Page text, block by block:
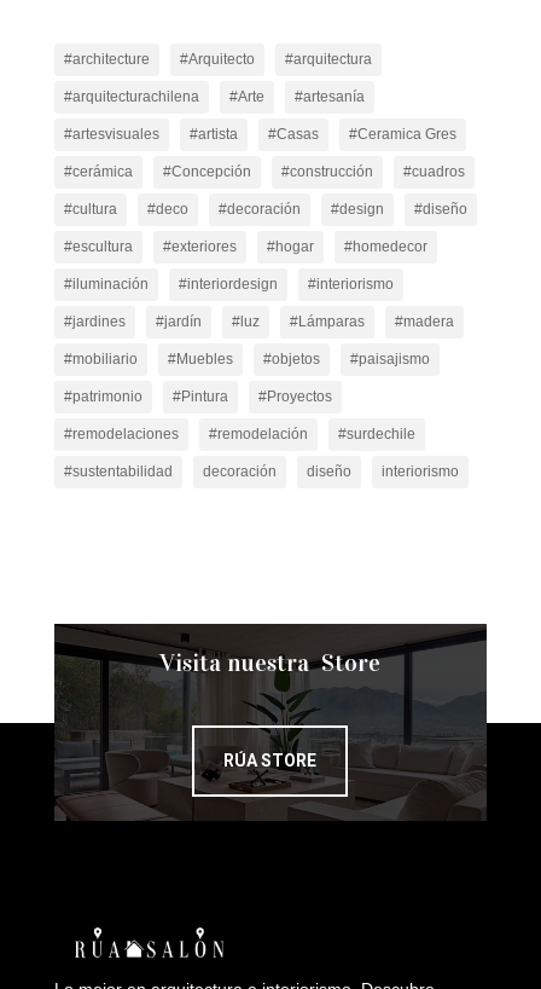
#architecture #Arquitecto #arquitectura
#arquitecturachilena #Arte #artesanía
#artesvisuales #artista #Casas #Ceramica Gres
#cerámica #Concepción #construcción #cuadros
#cultura #deco #decoración #design #diseño
#escultura #exteriores #hogar #homedecor
#iluminación #interiordesign #interiorismo
#jardines #jardín #luz #Lámparas #madera
#mobiliario #Muebles #objetos #paisajismo
#patrimonio #Pintura #Proyectos
#remodelaciones #remodelación #surdechile
#sustentabilidad decoración diseño interiorismo
Visita nuestra Store
RÚA STORE